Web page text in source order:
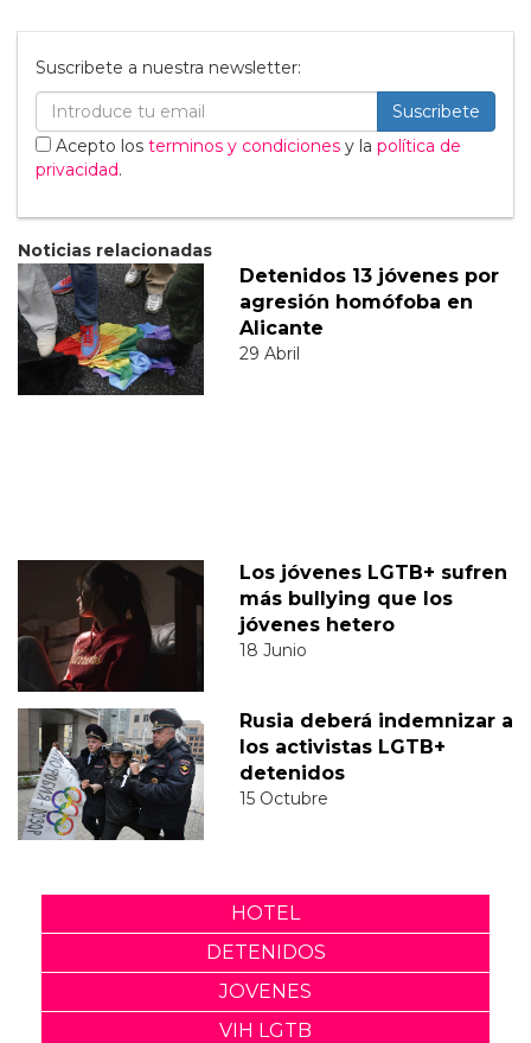
Suscribete a nuestra newsletter:
Suscribete
Acepto los terminos y condiciones y la política de
privacidad.
Noticias relacionadas
Detenidos 13 jóvenes por
agresión homófoba en
Alicante
29 Abril
Los jóvenes LGTB+ sufren
más bullying que los
jóvenes hetero
18 Junio
Rusia deberá indemnizar a
los activistas LGTB+
detenidos
15 Octubre
HOTEL
DETENIDOS
JOVENES
VIH LGTB